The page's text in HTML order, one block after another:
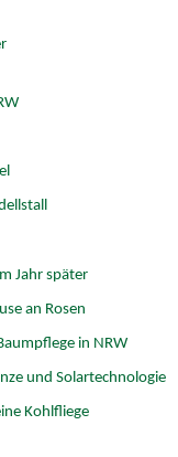
Jahr später
an Rosen
in NRW
und Solartechnologie
Kohlfliege